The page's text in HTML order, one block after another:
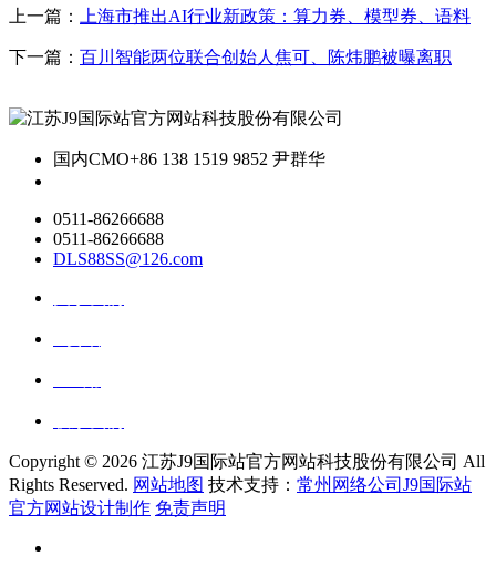
上一篇： 上海市推出AI行业新政策：算力券、模型券、语料
下一篇： 百川智能两位联合创始人焦可、陈炜鹏被曝离职
国内CMO+86 138 1519 9852 尹群华
0511-86266688
0511-86266688
DLS88SS@126.com
Copyright © 2026 江苏J9国际站官方网站科技股份有限公司 All
Rights Reserved. 网站地图 技术支持： 常州网络公司J9国际站
官方网站设计制作 免责声明